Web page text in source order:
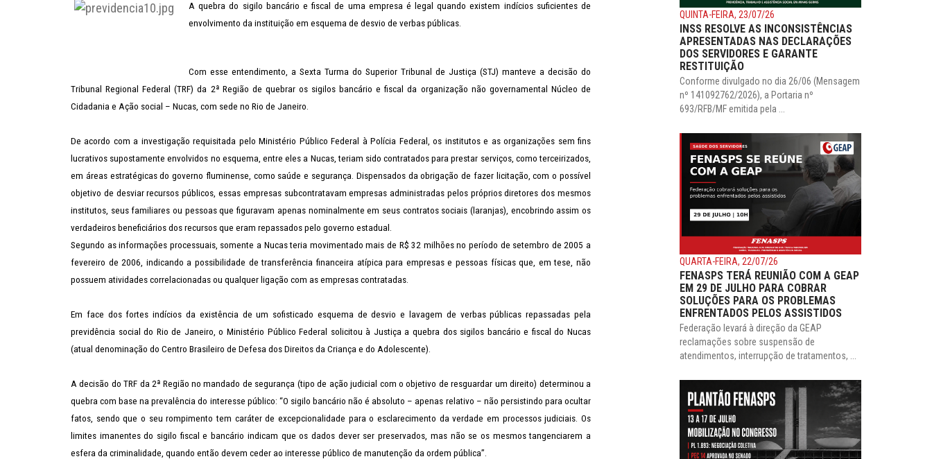
A quebra do sigilo bancário e fiscal de uma empresa é legal quando existem indícios suficientes de
envolvimento da instituição em esquema de desvio de verbas públicas.
Com esse entendimento, a Sexta Turma do Superior Tribunal de Justiça (STJ) manteve a decisão do
Tribunal Regional Federal (TRF) da 2ª Região de quebrar os sigilos bancário e fiscal da organização não governamental Núcleo de
Cidadania e Ação social – Nucas, com sede no Rio de Janeiro.
De acordo com a investigação requisitada pelo Ministério Público Federal à Polícia Federal, os institutos e as organizações sem fins
lucrativos supostamente envolvidos no esquema, entre eles a Nucas, teriam sido contratados para prestar serviços, como terceirizados,
em áreas estratégicas do governo fluminense, como saúde e segurança. Dispensados da obrigação de fazer licitação, com o possível
objetivo de desviar recursos públicos, essas empresas subcontratavam empresas administradas pelos próprios diretores dos mesmos
institutos, seus familiares ou pessoas que figuravam apenas nominalmente em seus contratos sociais (laranjas), encobrindo assim os
verdadeiros beneficiários dos recursos que eram repassados pelo governo estadual.
Segundo as informações processuais, somente a Nucas teria movimentado mais de R$ 32 milhões no período de setembro de 2005 a
fevereiro de 2006, indicando a possibilidade de transferência financeira atípica para empresas e pessoas físicas que, em tese, não
possuem atividades correlacionadas ou qualquer ligação com as empresas contratadas.
Em face dos fortes indícios da existência de um sofisticado esquema de desvio e lavagem de verbas públicas repassadas pela
previdência social do Rio de Janeiro, o Ministério Público Federal solicitou à Justiça a quebra dos sigilos bancário e fiscal do Nucas
(atual denominação do Centro Brasileiro de Defesa dos Direitos da Criança e do Adolescente).
A decisão do TRF da 2ª Região no mandado de segurança (tipo de ação judicial com o objetivo de resguardar um direito) determinou a
quebra com base na prevalência do interesse público: “O sigilo bancário não é absoluto – apenas relativo – não persistindo para ocultar
fatos, sendo que o seu rompimento tem caráter de excepcionalidade para o esclarecimento da verdade em processos judiciais. Os
limites imanentes do sigilo fiscal e bancário indicam que os dados dever ser preservados, mas não se os mesmos tangenciarem a
esfera da criminalidade, quando então devem ceder ao interesse público de manutenção da ordem pública”.
QUINTA-FEIRA, 23/07/26
INSS RESOLVE AS INCONSISTÊNCIAS
APRESENTADAS NAS DECLARAÇÕES
DOS SERVIDORES E GARANTE
RESTITUIÇÃO
Conforme divulgado no dia 26/06 (Mensagem
nº 141092762/2026), a Portaria nº
693/RFB/MF emitida pela ...
QUARTA-FEIRA, 22/07/26
FENASPS TERÁ REUNIÃO COM A GEAP
EM 29 DE JULHO PARA COBRAR
SOLUÇÕES PARA OS PROBLEMAS
ENFRENTADOS PELOS ASSISTIDOS
Federação levará à direção da GEAP
reclamações sobre suspensão de
atendimentos, interrupção de tratamentos, ...